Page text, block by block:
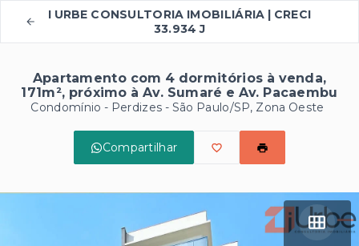
I URBE CONSULTORIA IMOBILIÁRIA | CRECI
33.934 J
Apartamento com 4 dormitórios à venda,
171m², próximo à Av. Sumaré e Av. Pacaembu
Condomínio - Perdizes - São Paulo/SP, Zona Oeste
Compartilhar